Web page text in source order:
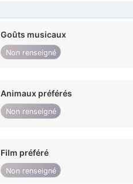
Goûts musicaux
Non renseigné
Animaux préférés
Non renseigné
Film préféré
Non renseigné